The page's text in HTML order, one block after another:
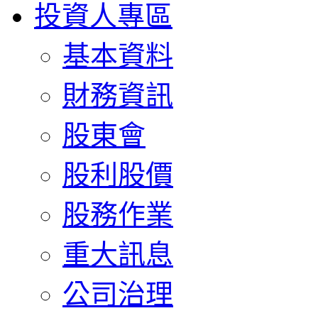
投資人專區
基本資料
財務資訊
股東會
股利股價
股務作業
重大訊息
公司治理